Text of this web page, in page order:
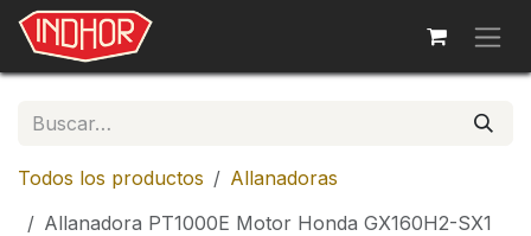
Ir al contenido
Todos los productos
Allanadoras
Allanadora PT1000E Motor Honda GX160H2-SX1